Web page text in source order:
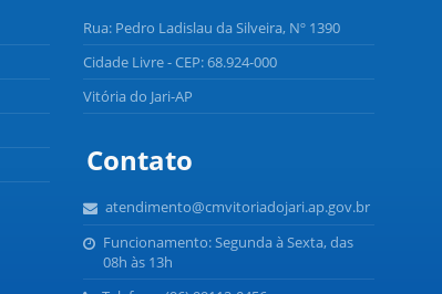
Rua: Pedro Ladislau da Silveira, Nº 1390
Cidade Livre - CEP: 68.924-000
Vitória do Jari-AP
Contato
atendimento@cmvitoriadojari.ap.gov.br
Funcionamento: Segunda à Sexta, das
08h às 13h